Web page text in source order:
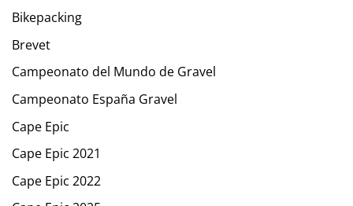
Bikepacking
Brevet
Campeonato del Mundo de Gravel
Campeonato España Gravel
Cape Epic
Cape Epic 2021
Cape Epic 2022